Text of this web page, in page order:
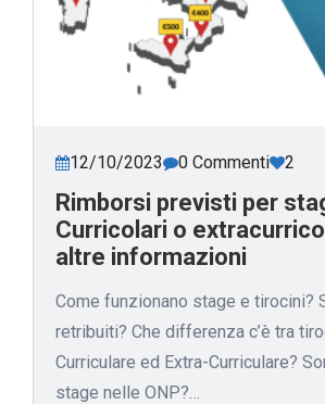
12/10/2023 0 Commenti 2
Rimborsi previsti per
Curricolari o
altre informazioni
Come funzionano stage e tirocini?
retribuiti? Che differenza c’è tra
Curriculare ed Extra-Curriculare?
stage nelle ONP?…